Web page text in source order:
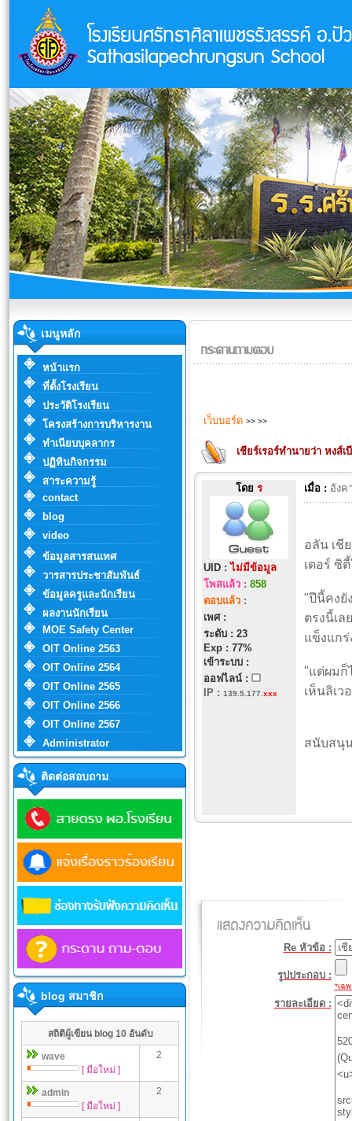
เมนูหลัก
หน้าแรก
ที่ตั้งโรงเรียน
ประวัติโรงเรียน
โครงสร้างการบริหารงาน
ทำเนียบบุคลากร
ปฏิทินกิจกรรม
สาระความรู้
contact
blog
video
ข้อมูลสารสนเทศ
วารสารประชาสัมพันธ์
ข้อมูลครูและนักเรียน
ผลงานนักเรียน
MOE Safety Center
OIT Online 2563
OIT Online 2564
OIT Online 2565
OIT Online 2566
OIT Online 2567
Administrator
ติดต่อสอบถาม
blog สมาชิก
สถิติผู้เขียน blog 10 อันดับ
wave
[ มือใหม่ ]
2
admin
[ มือใหม่ ]
2
เว็บบอร์ด >> >>
เชียร์เรอร์ทำนายว่า หงส์
โดย ร
UID :ไม่มีข้อมูล
โพสแล้ว: 858
ตอบแล้ว:
เพศ :
ระดับ : 23
Exp : 77%
เข้าระบบ :
ออฟไลน์ :
IP : 139.5.177. xxx
เมื่อ : อังค
อลัน เชี
เตอร์ ซิ
"ปีนี้คงยั
ตรงนี้เ
แข็งแก
"แต่ผมก็
เห็นลิเ
สนับสนุ
Re หัวข้อ :
รูปประกอบ :
*เฉ
รายละเอียด :